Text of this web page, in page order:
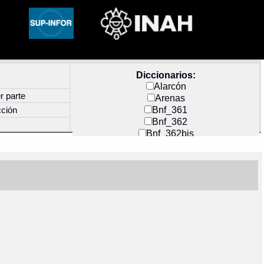
Diccionarios:
Alarcón
Arenas
Bnf_361
Bnf_362
Bnf_362bis
Docs_México
parte